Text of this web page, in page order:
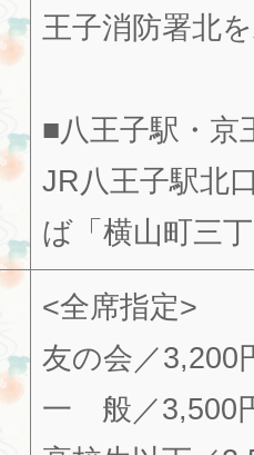
王子消防署北
■八王子駅・京
JR八王子駅北
ば「横山町三
<全席指定>
友の会／3,200
一 般／3,500